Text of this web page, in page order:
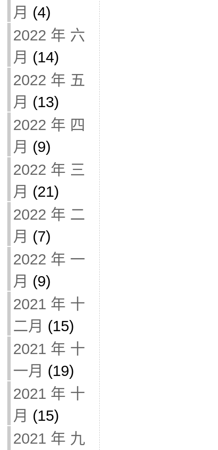
月 (4)
2022 年 六
月 (14)
2022 年 五
月 (13)
2022 年 四
月 (9)
2022 年 三
月 (21)
2022 年 二
月 (7)
2022 年 一
月 (9)
2021 年 十
二月 (15)
2021 年 十
一月 (19)
2021 年 十
月 (15)
2021 年 九